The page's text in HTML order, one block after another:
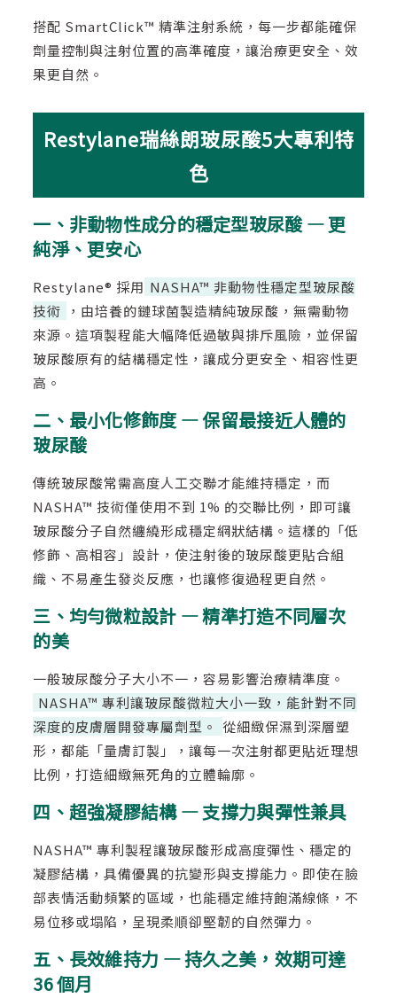
搭配 SmartClick™ 精準注射系統，每一步都能確保
劑量控制與注射位置的高準確度，讓治療更安全、效
果更自然。
Restylane瑞絲朗玻尿酸5大專利特
色
一、非動物性成分的穩定型玻尿酸 — 更
純淨、更安心
Restylane® 採用 NASHA™ 非動物性穩定型玻尿酸
技術
，由培養的鏈球菌製造精純玻尿酸，無需動物
來源。這項製程能大幅降低過敏與排斥風險，並保留
玻尿酸原有的結構穩定性，讓成分更安全、相容性更
高。
二、最小化修飾度 — 保留最接近人體的
玻尿酸
傳統玻尿酸常需高度人工交聯才能維持穩定，而
NASHA™ 技術僅使用不到 1% 的交聯比例，即可讓
玻尿酸分子自然纏繞形成穩定網狀結構。這樣的「低
修飾、高相容」設計，使注射後的玻尿酸更貼合組
織、不易產生發炎反應，也讓修復過程更自然。
三、均勻微粒設計 — 精準打造不同層次
的美
一般玻尿酸分子大小不一，容易影響治療精準度。
NASHA™ 專利讓玻尿酸微粒大小一致，能針對不同
深度的皮膚層開發專屬劑型。 從細緻保濕到深層塑
形，都能「量膚訂製」，讓每一次注射都更貼近理想
比例，打造細緻無死角的立體輪廓。
四、超強凝膠結構 — 支撐力與彈性兼具
NASHA™ 專利製程讓玻尿酸形成高度彈性、穩定的
凝膠結構，具備優異的抗變形與支撐能力。即使在臉
部表情活動頻繁的區域，也能穩定維持飽滿線條，不
易位移或塌陷，呈現柔順卻堅韌的自然彈力。
五、長效維持力 — 持久之美，效期可達
36 個月